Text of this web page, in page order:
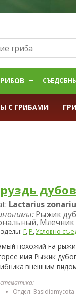
С ГРИБАМИ
Lactarius
Рыжик
Млечник
Г,Р,Условно-
похожий на
имя Рыжик
внешним
Отдел: